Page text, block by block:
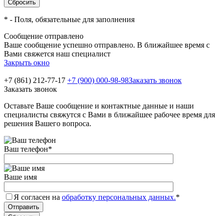
* - Поля, обязательные для заполнения
Сообщение отправлено
Ваше сообщение успешно отправлено. В ближайшее время с
Вами свяжется наш специалист
Закрыть окно
+7 (861) 212-77-17 +7 (900) 000-98-98Заказать звонок
Заказать звонок
Оставьте Ваше сообщение и контактные данные и наши
специалисты свяжутся с Вами в ближайшее рабочее время для
решения Вашего вопроса.
Ваш телефон*
Ваше имя
Я согласен на обработку персональных данных.*